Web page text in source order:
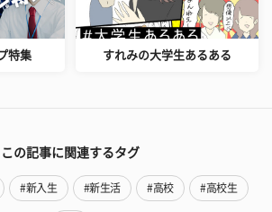
特集 すれみの大学生あるある
この記事に関連するタグ
#新入生 #新生活 #高校 #高校生